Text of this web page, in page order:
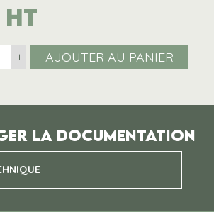
HT
+ AJOUTER AU PANIER
la documentation